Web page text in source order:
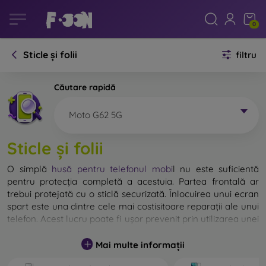
0
Sticle și folii filtru
Căutare rapidă
Moto G62 5G
Sticle și folii
O simplă husă pentru telefonul mobil nu este suficientă
pentru protecția completă a acestuia. Partea frontală ar
trebui protejată cu o sticlă securizată. Înlocuirea unui ecran
spart este una dintre cele mai costisitoare reparații ale unui
telefon. Acest lucru poate fi ușor prevenit prin utilizarea unei
Deși nu există sticlă indestructibilă pentru telefon, în
Mai multe informații